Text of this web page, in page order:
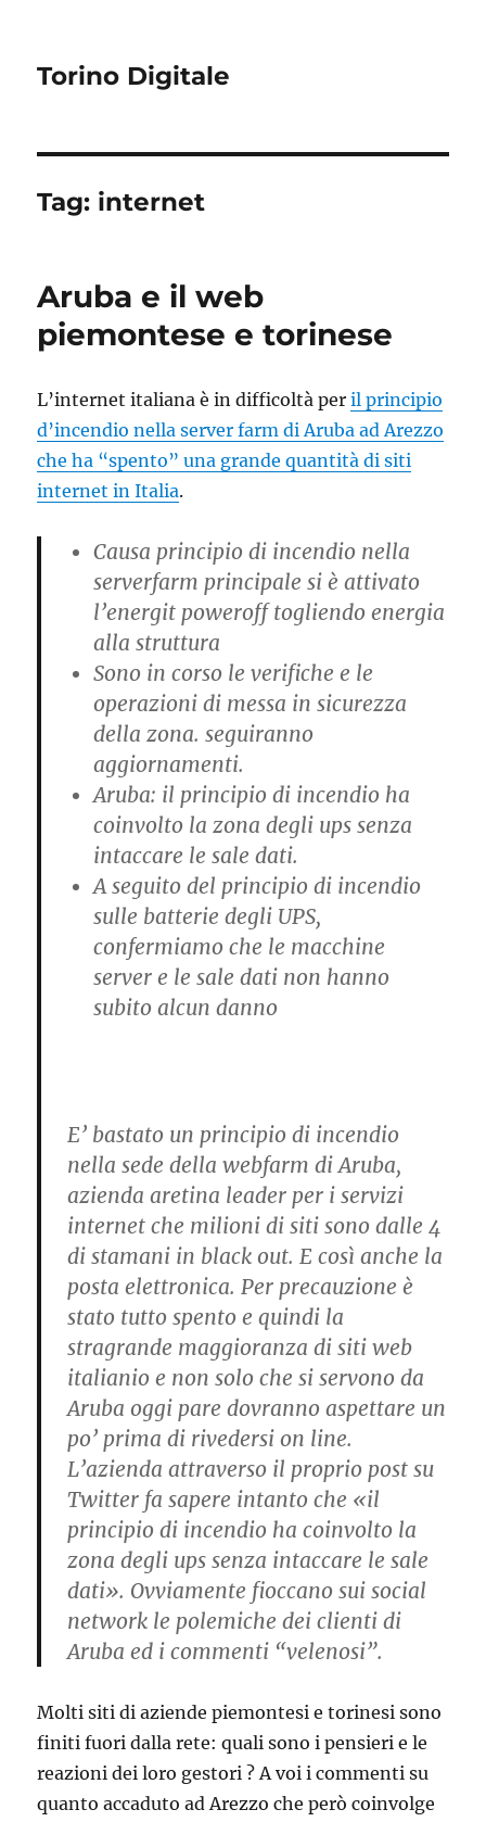
Torino Digitale
Tag: internet
Aruba e il web
piemontese e torinese
L’internet italiana è in difficoltà peril principio
d’incendio nella server farm di Aruba ad Arezzo
che ha “spento” una grande quantità di siti
internet in Italia.
Causa principio di incendio nella
serverfarm principale si è attivato
l’energit poweroff togliendo energia
alla struttura
Sono in corso le verifiche e le
operazioni di messa in sicurezza
della zona. seguiranno
aggiornamenti.
Aruba: il principio di incendio ha
coinvolto la zona degli ups senza
intaccare le sale dati.
A seguito del principio di incendio
sulle batterie degli UPS,
confermiamo che le macchine
server e le sale dati non hanno
subito alcun danno
E’ bastato un principio di incendio
nella sede della webfarm di Aruba,
azienda aretina leader per i servizi
internet che milioni di siti sono dalle 4
di stamani in black out. E così anche la
posta elettronica. Per precauzione è
stato tutto spento e quindi la
stragrande maggioranza di siti web
italianio e non solo che si servono da
Aruba oggi pare dovranno aspettare un
po’ prima di rivedersi on line.
L’azienda attraverso il proprio post su
Twitter fa sapere intanto che «il
principio di incendio ha coinvolto la
zona degli ups senza intaccare le sale
dati». Ovviamente fioccano sui social
network le polemiche dei clienti di
Aruba ed i commenti “velenosi”.
Molti siti di aziende piemontesi e torinesi sono
finiti fuori dalla rete: quali sono i pensieri e le
reazioni dei loro gestori ? A voi i commenti su
quanto accaduto ad Arezzo che però coinvolge